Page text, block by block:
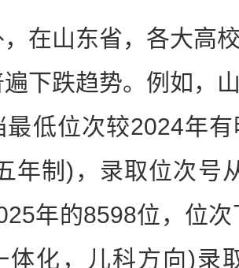
山东省，各大高校
下跌趋势。例如，
最低位次较2024年
年制)，录取位次号
年的8598位，位
体化，儿科方向)录